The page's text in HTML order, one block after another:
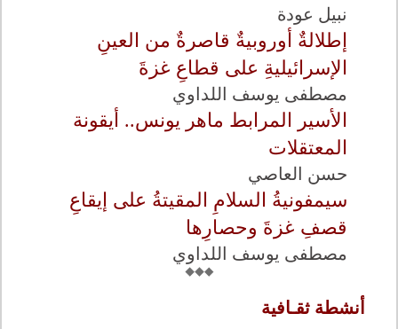
نبيل عودة
إطلالةٌ أوروبيةٌ قاصرةٌ من العينِ
الإسرائيليةِ على قطاعِ غزةَ
مصطفى يوسف اللداوي
الأسير المرابط ماهر يونس.. أيقونة
المعتقلات
حسن العاصي
سيمفونيةُ السلامِ المقيتةُ على إيقاعِ
قصفِ غزةَ وحصارِها
مصطفى يوسف اللداوي
أنشطة ثقـافية